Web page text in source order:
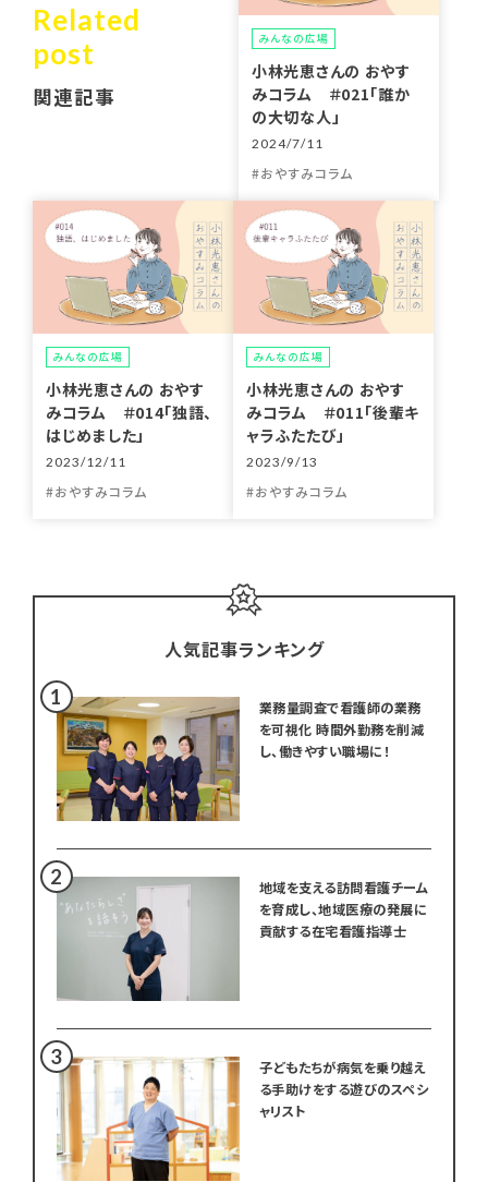
Related
post
関連記事
みんなの広場
小林光恵さんの おやす
みコラム ＃021「誰か
の大切な人」
2024/7/11
おやすみコラム
みんなの広場
小林光恵さんの おやす
みコラム ＃014「独語、
はじめました」
2023/12/11
おやすみコラム
みんなの広場
小林光恵さんの おやす
みコラム ＃011「後輩キ
ャラふたたび」
2023/9/13
おやすみコラム
人気記事ランキング
業務量調査で看護師の業務
を可視化 時間外勤務を削減
し、働きやすい職場に！
地域を支える訪問看護チーム
を育成し、地域医療の発展に
貢献する在宅看護指導士
子どもたちが病気を乗り越え
る手助けをする遊びのスペシ
ャリスト